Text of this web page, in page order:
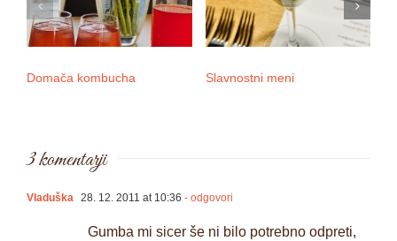
Domača kombucha Slavnostni meni
3 komentarji
Vladuška 28. 12. 2011 at 10:36 - odgovori
Gumba mi sicer še ni bilo potrebno odpreti,